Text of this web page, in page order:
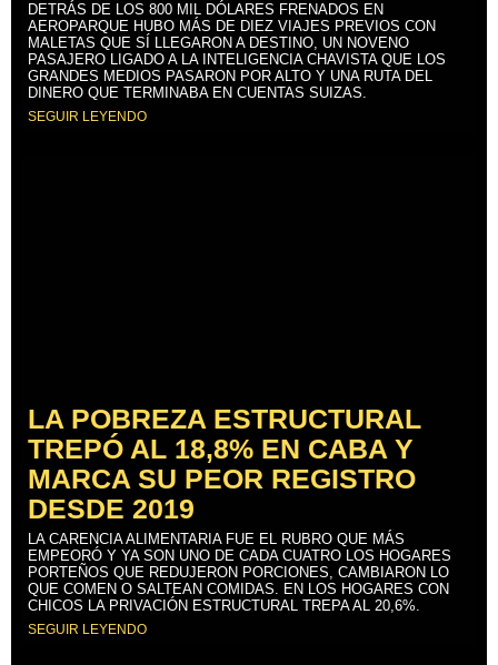
DETRÁS DE LOS 800 MIL DÓLARES FRENADOS EN
AEROPARQUE HUBO MÁS DE DIEZ VIAJES PREVIOS CON
MALETAS QUE SÍ LLEGARON A DESTINO, UN NOVENO
PASAJERO LIGADO A LA INTELIGENCIA CHAVISTA QUE LOS
GRANDES MEDIOS PASARON POR ALTO Y UNA RUTA DEL
DINERO QUE TERMINABA EN CUENTAS SUIZAS.
SEGUIR LEYENDO
LA POBREZA ESTRUCTURAL
TREPÓ AL 18,8% EN CABA Y
MARCA SU PEOR REGISTRO
DESDE 2019
LA CARENCIA ALIMENTARIA FUE EL RUBRO QUE MÁS
EMPEORÓ Y YA SON UNO DE CADA CUATRO LOS HOGARES
PORTEÑOS QUE REDUJERON PORCIONES, CAMBIARON LO
QUE COMEN O SALTEAN COMIDAS. EN LOS HOGARES CON
CHICOS LA PRIVACIÓN ESTRUCTURAL TREPA AL 20,6%.
SEGUIR LEYENDO